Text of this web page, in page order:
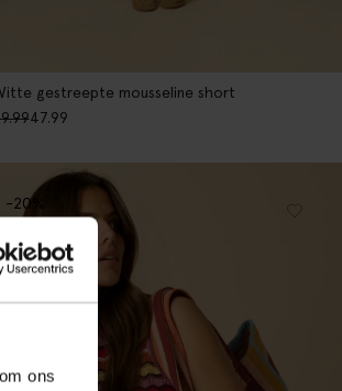
ons
gestreepte mousseline short
47.99
-20%